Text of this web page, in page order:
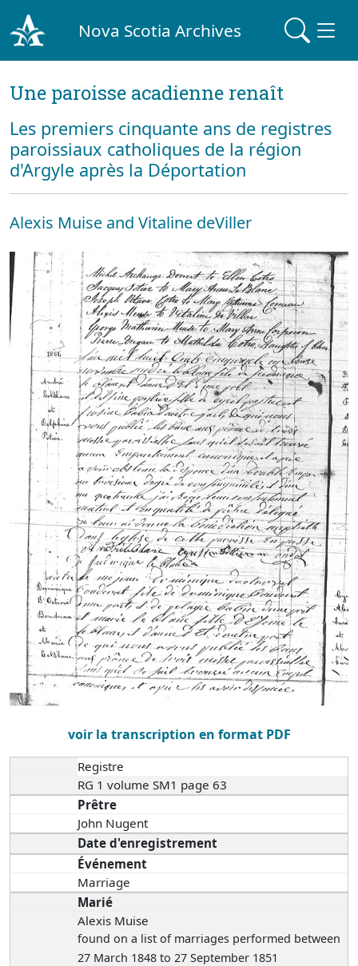
Nova Scotia Archives
Une paroisse acadienne renaît
Les premiers cinquante ans de registres
paroissiaux catholiques de la région
d'Argyle après la Déportation
Alexis Muise and Vitaline deViller
voir la transcription en format PDF
Registre
RG 1 volume SM1 page 63
Prêtre
John Nugent
Date d'enregistrement
Événement
Marriage
Marié
Alexis Muise
found on a list of marriages performed between
27 March 1848 to 27 September 1851